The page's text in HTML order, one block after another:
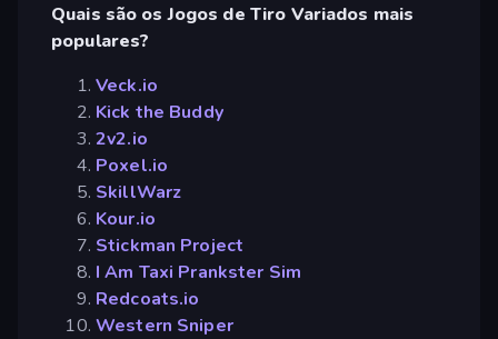
Quais são os Jogos de Tiro Variados mais
populares?
Veck.io
Kick the Buddy
2v2.io
Poxel.io
SkillWarz
Kour.io
Stickman Project
I Am Taxi Prankster Sim
Redcoats.io
Western Sniper